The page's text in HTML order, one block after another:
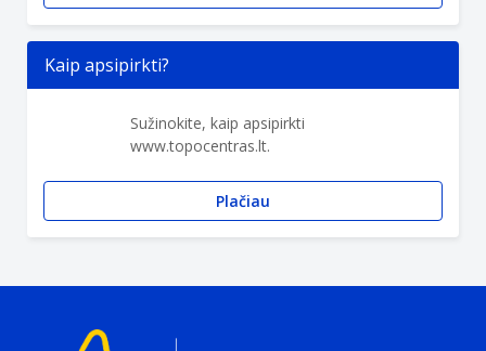
Kaip apsipirkti?
Sužinokite, kaip apsipirkti
www.topocentras.lt.
Plačiau